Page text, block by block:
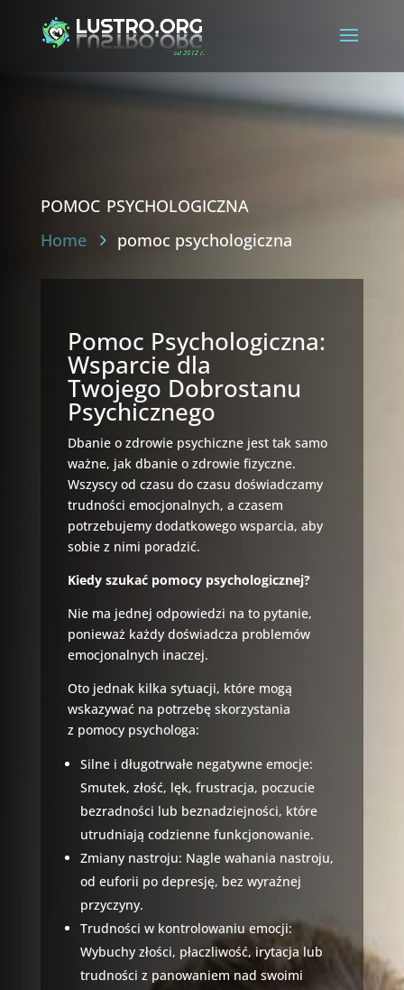
pomoc psychologiczna
Home pomoc psychologiczna
Pomoc Psychologiczna:
Wsparcie dla
Twojego Dobrostanu
Psychicznego
Dbanie o zdrowie psychiczne jest tak samo
ważne, jak dbanie o zdrowie fizyczne.
Wszyscy od czasu do czasu doświadczamy
trudności emocjonalnych, a czasem
potrzebujemy dodatkowego wsparcia, aby
sobie z nimi poradzić.
Kiedy szukać pomocy psychologicznej?
Nie ma jednej odpowiedzi na to pytanie,
ponieważ każdy doświadcza problemów
emocjonalnych inaczej.
Oto jednak kilka sytuacji, które mogą
wskazywać na potrzebę skorzystania
z pomocy psychologa:
Silne i długotrwałe negatywne emocje:
Smutek, złość, lęk, frustracja, poczucie
bezradności lub beznadziejności, które
utrudniają codzienne funkcjonowanie.
Zmiany nastroju: Nagle wahania nastroju,
od euforii po depresję, bez wyraźnej
przyczyny.
Trudności w kontrolowaniu emocji:
Wybuchy złości, płaczliwość, irytacja lub
trudności z panowaniem nad swoimi